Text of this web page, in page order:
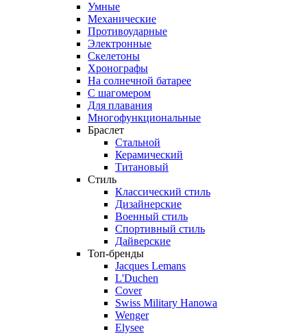
Умные
Механические
Противоударные
Электронные
Скелетоны
Хронографы
На солнечной батарее
С шагомером
Для плавания
Многофункциональные
Браслет
Стальной
Керамический
Титановый
Стиль
Классический стиль
Дизайнерские
Военный стиль
Спортивный стиль
Дайверские
Топ-бренды
Jacques Lemans
L'Duchen
Cover
Swiss Military Hanowa
Wenger
Elysee